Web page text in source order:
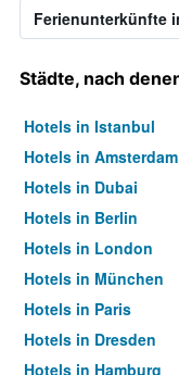
Ferienunterkünfte
Städte, nach
Hotels in Istanbul
Hotels in Amsterdam
Hotels in Dubai
Hotels in Berlin
Hotels in London
Hotels in München
Hotels in Paris
Hotels in Dresden
Hotels in Hamburg